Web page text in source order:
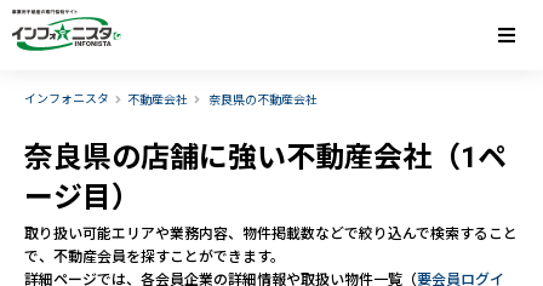
インフォニスタ 不動産会社 奈良県の不動産会社
奈良県の店舗に強い不動産会社（1ペ
ージ目）
取り扱い可能エリアや業務内容、物件掲載数などで絞り込んで検索すること
で、不動産会員を探すことができます。
詳細ページでは、各会員企業の詳細情報や取扱い物件一覧（要会員ログイ